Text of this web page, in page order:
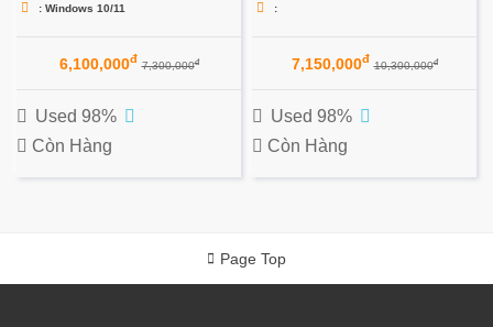
: Windows 10/11
6,100,000đ 7,300,000đ
Used 98%
Còn Hàng
:
7,150,000đ 10,300,000đ
Used 98%
Còn Hàng
Page Top